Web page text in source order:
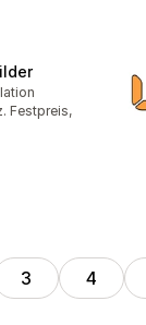
Festpreis,
3 4